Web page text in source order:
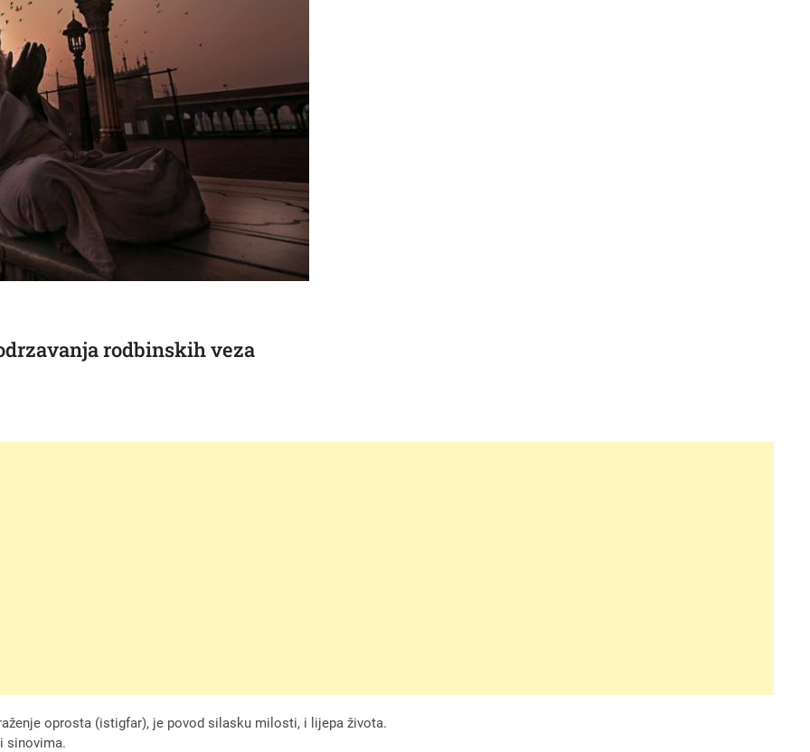
rodbinskih veza
oprosta (istigfar), je povod silasku milosti, i lijepa života.
sinovima.